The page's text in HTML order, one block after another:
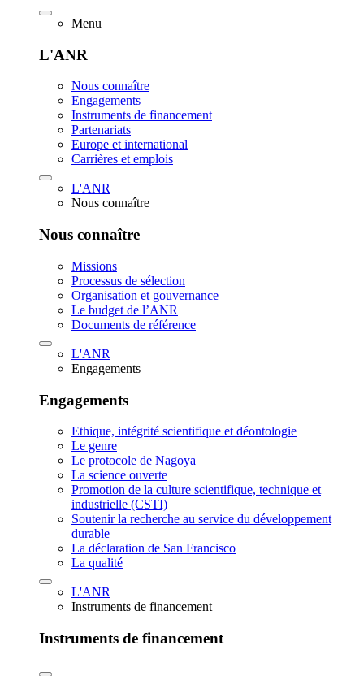
Menu
L'ANR
Nous connaître
Engagements
Instruments de financement
Partenariats
Europe et international
Carrières et emplois
L'ANR
Nous connaître
Nous connaître
Missions
Processus de sélection
Organisation et gouvernance
Le budget de l’ANR
Documents de référence
L'ANR
Engagements
Engagements
Ethique, intégrité scientifique et déontologie
Le genre
Le protocole de Nagoya
La science ouverte
Promotion de la culture scientifique, technique et
industrielle (CSTI)
Soutenir la recherche au service du développement
durable
La déclaration de San Francisco
La qualité
L'ANR
Instruments de financement
Instruments de financement